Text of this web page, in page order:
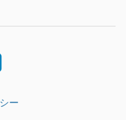
LinkedIn
ー